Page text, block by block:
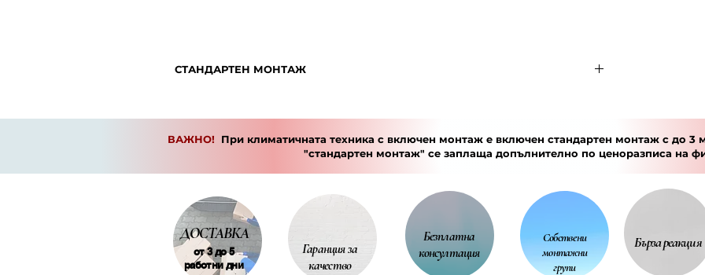
СТАНДАРТЕН МОНТАЖ
вътрешно тяло със свързващи ги 3 метра тръбен път и захранващ кабел.
Всички допълнителни услуги и/или материали (допълнителен тръбен път;
допълнителен отвор/дупка; pvc канал; кабелен канал; вкопапане; удължаване
климатик; демонтаж на стъклопакет; разместване на мебели и т.н.се
заплащат на място според
ценоразписа на фирмата
ВАЖНО!
При климатичната техника с включен монтаж е включен стандартен монтаж с до 3
"стандартен монтаж" се заплаща допълнително по ценоразписа на
от 3 до 5
работни дни
ДОСТАВКА
Гаранция за
качество
Безплатна
консултация
Собствени
монтажни
групи
Бърза реакция